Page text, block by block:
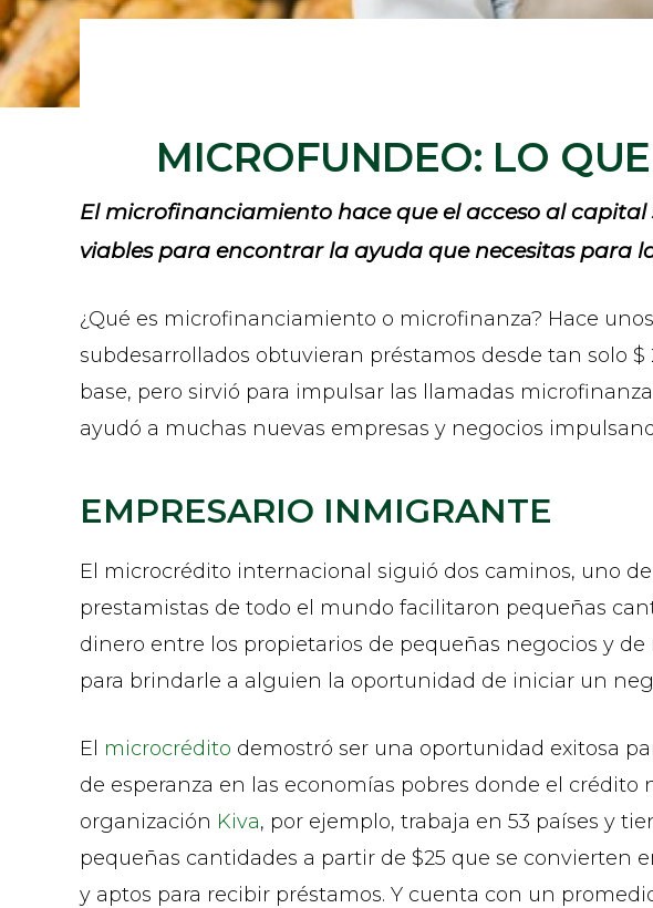
MICROFUNDEO: LO
El microfinanciamiento hace que el acceso al
viables para encontrar la ayuda que necesitas para
¿Qué es microfinanciamiento o microfinanza? Hace
subdesarrollados obtuvieran préstamos desde tan solo
base, pero sirvió para impulsar las llamadas
ayudó a muchas nuevas empresas y negocios
EMPRESARIO INMIGRANTE
El microcrédito internacional siguió dos caminos, uno
prestamistas de todo el mundo facilitaron pequeñas
dinero entre los propietarios de pequeñas negocios y
para brindarle a alguien la oportunidad de iniciar un
El microcrédito demostró ser una oportunidad exitosa
de esperanza en las economías pobres donde el crédito
organización Kiva, por ejemplo, trabaja en 53 países y
pequeñas cantidades a partir de $25 que se convierten
y aptos para recibir préstamos. Y cuenta con un